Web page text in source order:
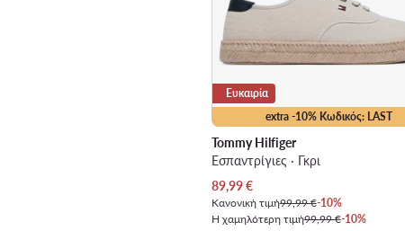
extra -10% Κωδικός: LAST
Ευκαιρία
Tommy Hilfiger
Εσπαντρίγιες · Γκρι
Τρέχουσα τιμή
89,99€
Κανονική τιμή99,99 €-10%
Η χαμηλότερη τιμή99,99 €-10%